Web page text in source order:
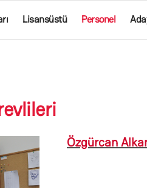
Lisansüstü Personel
Özgürcan